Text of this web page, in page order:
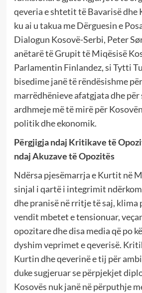
qeveria e shtetit të Bavarisë
ku ai u takua me Dërguesin e
Dialogun Kosovë-Serbi, Peter
anëtarë të Grupit të Miqësisë
Parlamentin Finlandez, si Tytti
bisedime janë të rëndësishme
marrëdhënieve afatgjata dhe
ardhmeje më të mirë për
politik dhe ekonomik.
Përgjigja ndaj Kritikave të
ndaj Akuzave të Opozitës
Ndërsa pjesëmarrja e Kurtit në
sinjal i qartë i integrimit
dhe pranisë në rritje të saj, klima
vendit mbetet e tensionuar,
opozitare dhe disa media që po
dyshim veprimet e qeverisë.
Kurtin dhe qeverinë e tij për
duke sugjeruar se përpjekjet
Kosovës nuk janë në përputhje